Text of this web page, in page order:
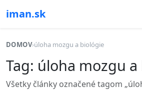
iman.sk
DOMOV›úloha mozgu a biológie
Tag: úloha mozgu
Všetky články označené tagom